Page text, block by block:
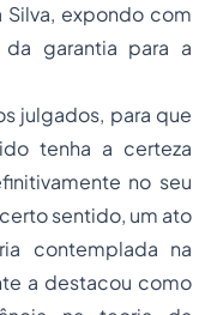
Silva, expondo com
garantia para a
julgados, para que
tenha a certeza
no seu
sentido, um ato
contemplada na
a destacou como